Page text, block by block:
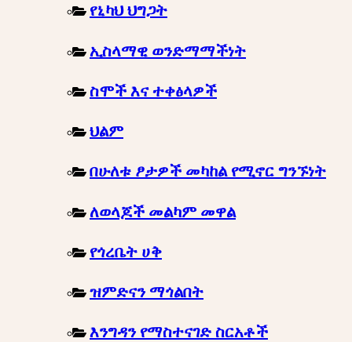
የኒካህ ህግጋት
ኢስላማዊ ወንድማማችነት
ስሞች እና ተቀፅላዎች
ህልም
በሁለቱ ፆታዎች መካከል የሚኖር ግንኙነት
ለወላጆች መልካም መዋል
የጎረቤት ሀቅ
ዝምድናን ማጎልበት
እንግዳን የማስተናገድ ስርአቶች